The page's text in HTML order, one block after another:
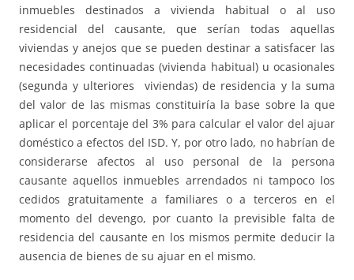
inmuebles destinados a vivienda habitual o al uso
residencial del causante, que serían todas aquellas
viviendas y anejos que se pueden destinar a satisfacer las
necesidades continuadas (vivienda habitual) u ocasionales
(segunda y ulteriores viviendas) de residencia y la suma
del valor de las mismas constituiría la base sobre la que
aplicar el porcentaje del 3% para calcular el valor del ajuar
doméstico a efectos del ISD. Y, por otro lado, no habrían de
considerarse afectos al uso personal de la persona
causante aquellos inmuebles arrendados ni tampoco los
cedidos gratuitamente a familiares o a terceros en el
momento del devengo, por cuanto la previsible falta de
residencia del causante en los mismos permite deducir la
ausencia de bienes de su ajuar en el mismo.